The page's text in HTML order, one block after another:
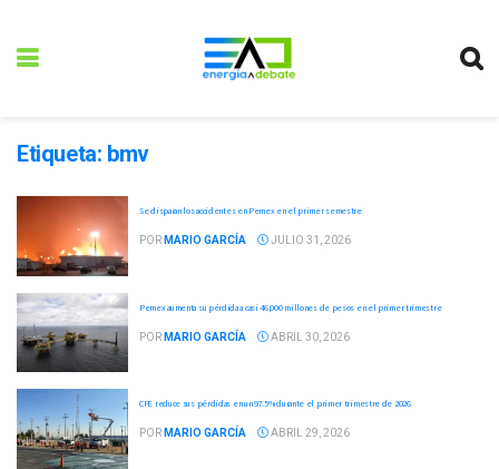
Etiqueta: bmv
Se disparan los accidentes en Pemex en el primer semestre
POR MARIO GARCÍA JULIO 31, 2026
Pemex aumenta su pérdida a casi 46,000 millones de pesos en el primer trimestre
POR MARIO GARCÍA ABRIL 30, 2026
CFE reduce sus pérdidas en un 97.5% durante el primer trimestre de 2026
POR MARIO GARCÍA ABRIL 29, 2026